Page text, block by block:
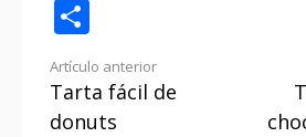
Seguir
leyendo
Artículo anterior
Tarta fácil de
donuts